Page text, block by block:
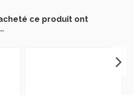
ce produit ont